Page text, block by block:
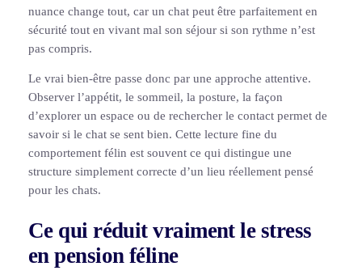
nuance change tout, car un chat peut être parfaitement en
sécurité tout en vivant mal son séjour si son rythme n’est
pas compris.
Le vrai bien-être passe donc par une approche attentive.
Observer l’appétit, le sommeil, la posture, la façon
d’explorer un espace ou de rechercher le contact permet de
savoir si le chat se sent bien. Cette lecture fine du
comportement félin est souvent ce qui distingue une
structure simplement correcte d’un lieu réellement pensé
pour les chats.
Ce qui réduit vraiment le stress
en pension féline